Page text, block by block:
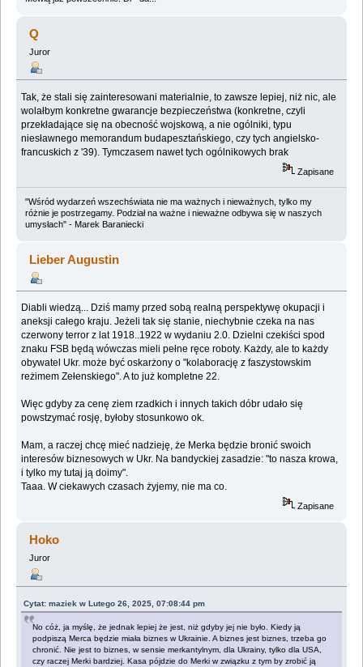
Q
Juror
Tak, że stali się zainteresowani materialnie, to zawsze lepiej, niż nic, ale
wolałbym konkretne gwarancje bezpieczeństwa (konkretne, czyli
przekładające się na obecność wojskową, a nie ogólniki, typu
niesławnego memorandum budapesztańskiego, czy tych angielsko-
francuskich z '39). Tymczasem nawet tych ogólnikowych brak
Zapisane
"Wśród wydarzeń wszechświata nie ma ważnych i nieważnych, tylko my
różnie je postrzegamy. Podział na ważne i nieważne odbywa się w naszych
umysłach" - Marek Baraniecki
Lieber Augustin
Diabli wiedzą... Dziś mamy przed sobą realną perspektywę okupacji i
aneksji całego kraju. Jeżeli tak się stanie, niechybnie czeka na nas
czerwony terror z lat 1918..1922 w wydaniu 2.0. Dzielni czekiści spod
znaku FSB będą wówczas mieli pełne ręce roboty. Każdy, ale to każdy
obywatel Ukr. może być oskarżony o "kolaborację z faszystowskim
reżimem Zełenskiego". A to już kompletne 22.
Więc gdyby za cenę ziem rzadkich i innych takich dóbr udało się
powstzymać rosję, byłoby stosunkowo ok.
Mam, a raczej chcę mieć nadzieję, że Merka będzie bronić swoich
interesów biznesowych w Ukr. Na bandyckiej zasadzie: "to nasza krowa,
i tylko my tutaj ją doimy".
Taaa. W ciekawych czasach żyjemy, nie ma co.
Zapisane
Hoko
Juror
Cytat: maziek w Lutego 26, 2025, 07:08:44 pm
No cóż, ja myślę, że jednak lepiej że jest, niż gdyby jej nie było. Kiedy ją
podpiszą Merca będzie miała biznes w Ukrainie. A biznes jest biznes, trzeba go
chronić. Nie jest to biznes, w sensie merkantylnym, dla Ukrainy, tylko dla USA,
czy raczej Merki bardziej. Kasa pójdzie do Merki w związku z tym by zrobić ją